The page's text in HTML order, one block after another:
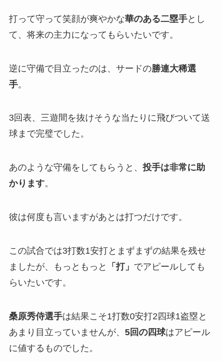
打って守って笑顔が爽やかな華のある二塁手とし
て、将来の主力になってもらいたいです。
逆に守備で目立ったのは、サードの勝連大稀選
手。
3回表、三遊間を抜けそうな当たりに飛びついて送
球まで完璧でした。
あのような守備をしてもらうと、 投手は非常に助
かります。
彼は何度も言いますがあとは打つだけです。
この試合では3打数1安打とまずまずの結果を残せ
ましたが、もっともっと
「打」 でアピールしても
らいたいです。
桑原秀侍選手は結果こそ1打数0安打2四球1盗塁と
あまり目立っていませんが、 5回の四球はアピール
に値するものでした。